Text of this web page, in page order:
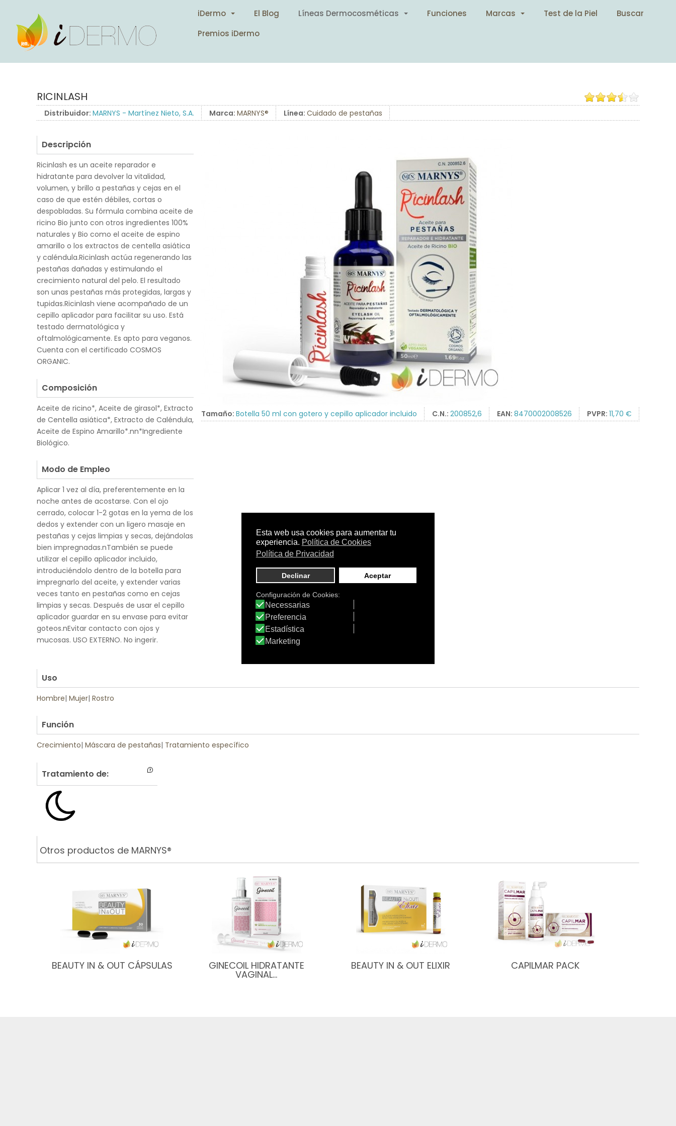
iDermo El Blog Líneas Dermocosméticas Funciones Marcas Test de la Piel
Buscar
Premios iDermo
RICINLASH
Distribuidor: MARNYS - Martínez Nieto, S.A. Marca: MARNYS® Línea: Cuidado de pestañas
Tamaño: Botella 50 ml con gotero y cepillo aplicador incluido C.N.: 200852,6 EAN: 8470002008526 PVPR: 11,70 €
Descripción
Ricinlash es un aceite reparador e
hidratante para devolver la vitalidad,
volumen, y brillo a pestañas y cejas en el
caso de que estén débiles, cortas o
despobladas. Su fórmula combina aceite de
ricino Bio junto con otros ingredientes 100%
naturales y Bio como el aceite de espino
amarillo o los extractos de centella asiática
y caléndula.Ricinlash actúa regenerando las
pestañas dañadas y estimulando el
crecimiento natural del pelo. El resultado
son unas pestañas más protegidas, largas y
tupidas.Ricinlash viene acompañado de un
cepillo aplicador para facilitar su uso. Está
testado dermatológica y
oftalmológicamente. Es apto para veganos.
Cuenta con el certificado COSMOS
ORGANIC.
Composición
Aceite de ricino*, Aceite de girasol*, Extracto
de Centella asiática*, Extracto de Caléndula,
Aceite de Espino Amarillo*.nn*Ingrediente
Biológico.
Modo de Empleo
Aplicar 1 vez al día, preferentemente en la
noche antes de acostarse. Con el ojo
cerrado, colocar 1-2 gotas en la yema de los
dedos y extender con un ligero masaje en
pestañas y cejas limpias y secas, dejándolas
bien impregnadas.nTambién se puede
utilizar el cepillo aplicador incluido,
introduciéndolo dentro de la botella para
impregnarlo del aceite, y extender varias
veces tanto en pestañas como en cejas
limpias y secas. Después de usar el cepillo
aplicador guardar en su envase para evitar
goteos.nEvitar contacto con ojos y
mucosas. USO EXTERNO. No ingerir.
Uso
Hombre| Mujer| Rostro
Función
Crecimiento| Máscara de pestañas| Tratamiento específico
Tratamiento de:
Otros productos de MARNYS®
BEAUTY IN & OUT CÁPSULAS GINECOIL HIDRATANTE
VAGINAL…
BEAUTY IN & OUT ELIXIR CAPILMAR PACK